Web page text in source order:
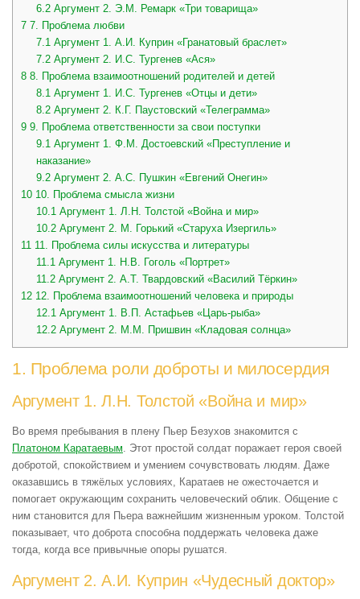
6.2Аргумент 2. Э.М. Ремарк «Три товарища»
7 7. Проблема любви
7.1 Аргумент 1. А.И. Куприн «Гранатовый браслет»
7.2Аргумент 2. И.С. Тургенев «Ася»
8 8. Проблема взаимоотношений родителей и детей
8.1 Аргумент 1. И.С. Тургенев «Отцы и дети»
8.2Аргумент 2. К.Г. Паустовский «Телеграмма»
9 9. Проблема ответственности за свои поступки
9.1 Аргумент 1. Ф.М. Достоевский «Преступление и
наказание»
9.2Аргумент 2. А.С. Пушкин «Евгений Онегин»
10 10. Проблема смысла жизни
10.1 Аргумент 1. Л.Н. Толстой «Война и мир»
10.2Аргумент 2. М. Горький «Старуха Изергиль»
11 11. Проблема силы искусства и литературы
11.1 Аргумент 1. Н.В. Гоголь «Портрет»
11.2Аргумент 2. А.Т. Твардовский «Василий Тёркин»
12 12. Проблема взаимоотношений человека и природы
12.1 Аргумент 1. В.П. Астафьев «Царь-рыба»
12.2Аргумент 2. М.М. Пришвин «Кладовая солнца»
1. Проблема роли доброты и милосердия
Аргумент 1. Л.Н. Толстой «Война и мир»
Во время пребывания в плену Пьер Безухов знакомится с
Платоном Каратаевым . Этот простой солдат поражает героя своей
добротой, спокойствием и умением сочувствовать людям. Даже
оказавшись в тяжёлых условиях, Каратаев не ожесточается и
помогает окружающим сохранить человеческий облик. Общение с
ним становится для Пьера важнейшим жизненным уроком. Толстой
показывает, что доброта способна поддержать человека даже
тогда, когда все привычные опоры рушатся.
Аргумент 2. А.И. Куприн «Чудесный доктор»